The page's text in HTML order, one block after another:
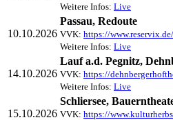
Weitere Infos: Live
10.10.2026
Passau, Redoute
VVK: https://
Weitere Infos: Live
14.10.2026
Lauf a.d. Pegnitz,
VVK: https://
Weitere Infos: Live
15.10.2026
Schliersee,
VVK: https://